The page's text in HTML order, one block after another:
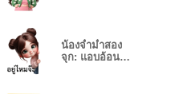
น้องจ่ำม่ำสอง
จุก: แอบอ้อนตา